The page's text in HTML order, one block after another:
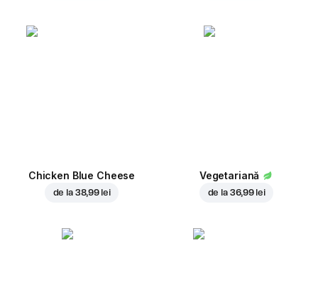
Chicken Blue Cheese
de la 38,99 lei
Vegetariană
de la 36,99 lei